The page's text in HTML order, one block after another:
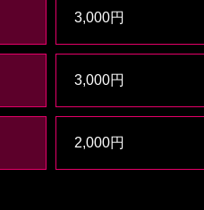
3,000円
3,000円
2,000円